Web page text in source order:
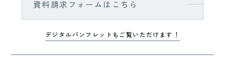
資料請求フォームはこちら
デジタルパンフレットもご覧いただけます！